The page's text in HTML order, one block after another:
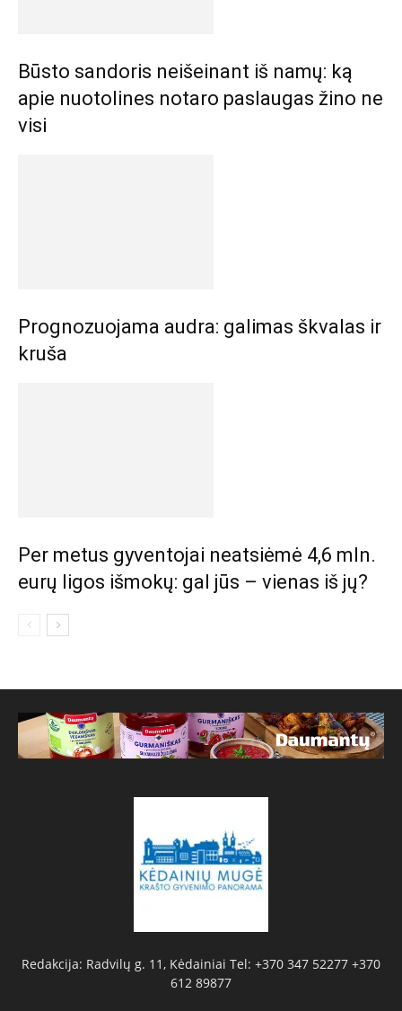
Būsto sandoris neišeinant iš namų: ką
apie nuotolines notaro paslaugas žino ne
visi
Prognozuojama audra: galimas škvalas ir
kruša
Per metus gyventojai neatsiėmė 4,6 mln.
eurų ligos išmokų: gal jūs – vienas iš jų?
Redakcija: Radvilų g. 11, Kėdainiai Tel: +370 347 52277 +370
612 89877